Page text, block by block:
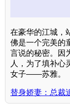
在豪华的江城，
佛是一个完美的
言说的秘密。因
人，为了填补心
女子——苏雅。
替身娇妻：总裁